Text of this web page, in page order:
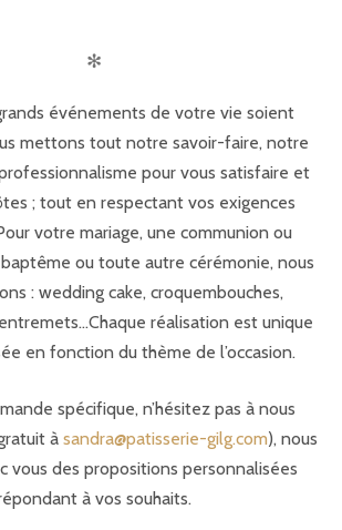
✻
événements de votre vie soient
mettons tout notre savoir-faire, notre
pour vous satisfaire et
; tout en respectant vos exigences
votre mariage, une communion ou
ou toute autre cérémonie, nous
: wedding cake, croquembouches,
réalisation est unique
en fonction du thème de l’occasion.
spécifique, n’hésitez pas à nous
à sandra@patisserie-gilg.com), nous
vous des propositions personnalisées
à vos souhaits.